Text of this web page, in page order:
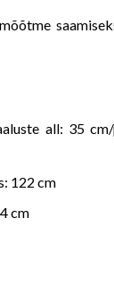
all: 35
122 cm
cm